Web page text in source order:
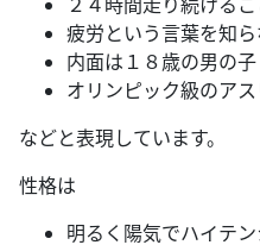
２４時間走り続ける
疲労という言葉を知
内面は１８歳の男の子
オリンピック級のア
などと表現しています。
性格は
明るく陽気でハイテ